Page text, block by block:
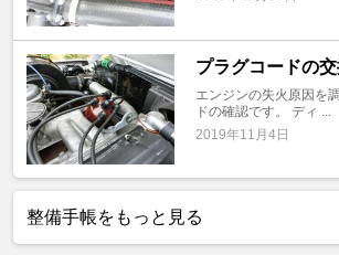
プラグコードの
エンジンの失火原因を
ドの確認です。 ディ ...
2019年11月4日
整備手帳をもっと見る